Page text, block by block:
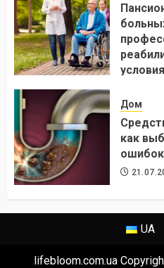
условия
Дом
как
ошибок
UA
lifebloom.com.ua